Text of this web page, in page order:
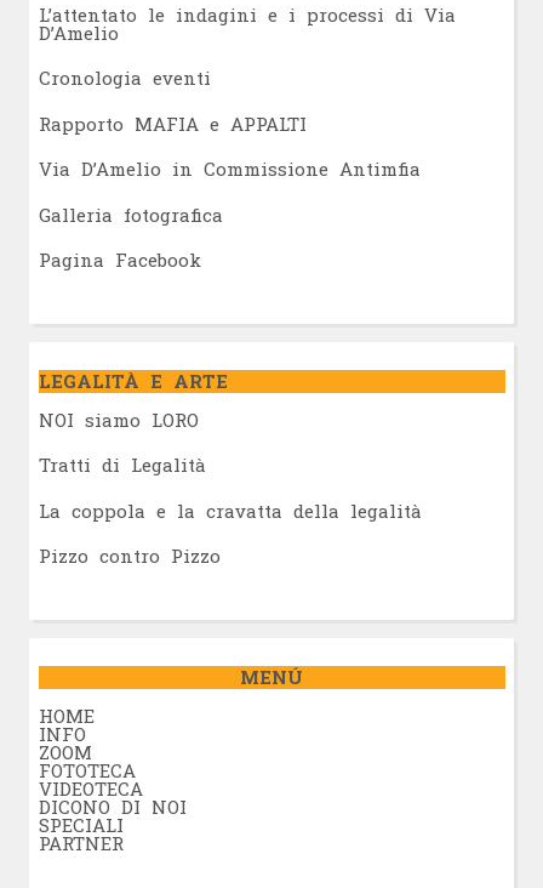
L’attentato le indagini e i processi di Via
D’Amelio
Cronologia eventi
Rapporto MAFIA e APPALTI
Via D’Amelio in Commissione Antimfia
Galleria fotografica
Pagina Facebook
LEGALITÀ E ARTE
NOI siamo LORO
Tratti di Legalità
La coppola e la cravatta della legalità
Pizzo contro Pizzo
MENÚ
HOME
INFO
ZOOM
FOTOTECA
VIDEOTECA
DICONO DI NOI
SPECIALI
PARTNER